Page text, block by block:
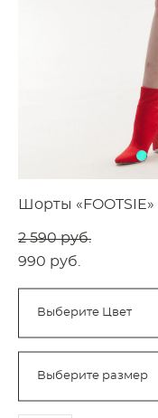
Шорты «FOOTSIE»
2 590 pуб.
990 pуб.
Выберите Цвет
Выберите размер